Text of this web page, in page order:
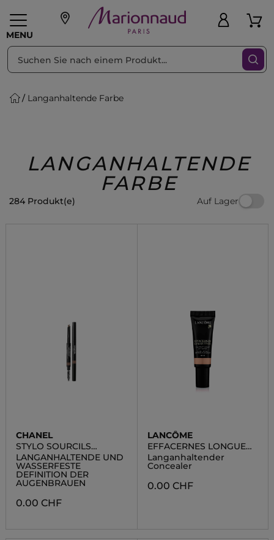
MENU
Geschenke PFLEGE
Beauty
Langanhaltende Farbe
LANGANHALTENDE
FARBE
284 Produkt(e) Auf Lager
sortieren nach Filter
CHANEL
STYLO SOURCILS
WATERPROOF
LANGANHALTENDE UND
WASSERFESTE
DEFINITION DER
AUGENBRAUEN
0.00 CHF
LANCÔME
EFFACERNES LONGUE
TENUE
Langanhaltender
Concealer
0.00 CHF